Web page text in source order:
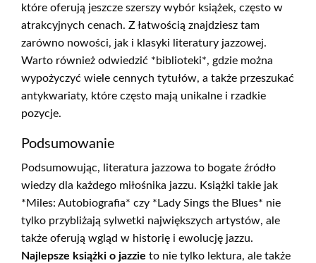
które oferują jeszcze szerszy wybór książek, często w
atrakcyjnych cenach. Z łatwością znajdziesz tam
zarówno nowości, jak i klasyki literatury jazzowej.
Warto również odwiedzić *biblioteki*, gdzie można
wypożyczyć wiele cennych tytułów, a także przeszukać
antykwariaty, które często mają unikalne i rzadkie
pozycje.
Podsumowanie
Podsumowując, literatura jazzowa to bogate źródło
wiedzy dla każdego miłośnika jazzu. Książki takie jak
*Miles: Autobiografia* czy *Lady Sings the Blues* nie
tylko przybliżają sylwetki największych artystów, ale
także oferują wgląd w historię i ewolucję jazzu.
Najlepsze książki o jazzie to nie tylko lektura, ale także